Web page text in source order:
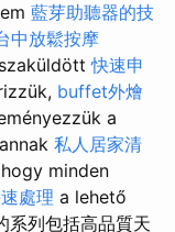
藍芽助聽器的技
中放鬆按摩
快速申
buffet外燴
a
私人居家清
hogy minden
處理 a lehető
列包括高品質天